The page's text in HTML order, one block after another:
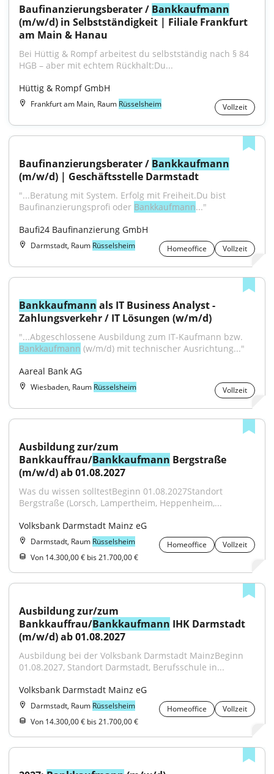
Baufinanzierungsberater / Bankkaufmann
(m/w/d) in Selbstständigkeit | Filiale Frankfurt
am Main & Hanau
Bei Hüttig & Rompf arbeitest du selbstständig nach § 84
HGB – aber mit echtem Rückhalt:Du...
Hüttig & Rompf GmbH
Frankfurt am Main, Raum Rüsselsheim Vollzeit
Baufinanzierungsberater / Bankkaufmann
(m/w/d) | Geschäftsstelle Darmstadt
"...Beratung mit System. Erfolg mit Freiheit.Du bist
Baufinanzierungsprofi oder Bankkaufmann..."
Baufi24 Baufinanzierung GmbH
Darmstadt, Raum Rüsselsheim Homeoffice Vollzeit
Bankkaufmann als IT Business Analyst -
Zahlungsverkehr / IT Lösungen (w/m/d)
Bankkaufmann (w/m/d) mit technischer Ausrichtung..."
Aareal Bank AG
Wiesbaden, Raum Rüsselsheim Vollzeit
Ausbildung zur/zum
Bankkauffrau/Bankkaufmann Bergstraße
(m/w/d) ab 01.08.2027
Was du wissen solltestBeginn 01.08.2027Standort
Bergstraße (Lorsch, Lampertheim, Heppenheim,...
Volksbank Darmstadt Mainz eG
Darmstadt, Raum Rüsselsheim Homeoffice
Vollzeit
Von 14.300,00 € bis 21.700,00 €
Ausbildung zur/zum
Bankkauffrau/Bankkaufmann IHK Darmstadt
(m/w/d) ab 01.08.2027
Ausbildung bei der Volksbank Darmstadt MainzBeginn
01.08.2027, Standort Darmstadt, Berufsschule in...
Volksbank Darmstadt Mainz eG
Darmstadt, Raum Rüsselsheim Homeoffice
Vollzeit
Von 14.300,00 € bis 21.700,00 €